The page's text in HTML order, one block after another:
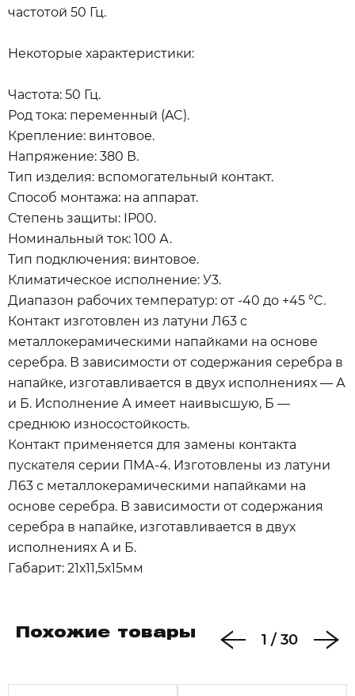
частотой 50 Гц.
Некоторые характеристики:
Частота: 50 Гц.
Род тока: переменный (AC).
Крепление: винтовое.
Напряжение: 380 В.
Тип изделия: вспомогательный контакт.
Способ монтажа: на аппарат.
Степень защиты: IP00.
Номинальный ток: 100 А.
Тип подключения: винтовое.
Климатическое исполнение: У3.
Диапазон рабочих температур: от -40 до +45 °C.
Контакт изготовлен из латуни Л63 с
металлокерамическими напайками на основе
серебра. В зависимости от содержания серебра в
напайке, изготавливается в двух исполнениях — А
и Б. Исполнение А имеет наивысшую, Б —
среднюю износостойкость.
Контакт применяется для замены контакта
пускателя серии ПМА-4. Изготовлены из латуни
Л63 с металлокерамическими напайками на
основе серебра. В зависимости от содержания
серебра в напайке, изготавливается в двух
исполнениях А и Б.
Габарит: 21х11,5х15мм
Похожие товары 1 / 30